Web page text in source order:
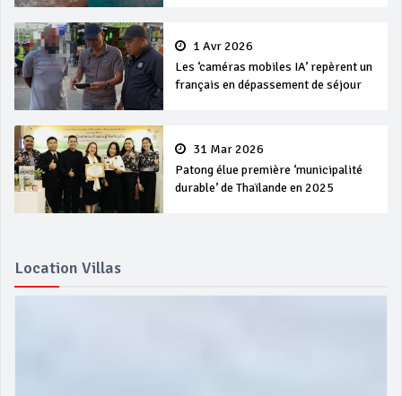
1 Avr 2026
Les ‘caméras mobiles IA’ repèrent un
français en dépassement de séjour
31 Mar 2026
Patong élue première ‘municipalité
durable’ de Thaïlande en 2025
Location Villas